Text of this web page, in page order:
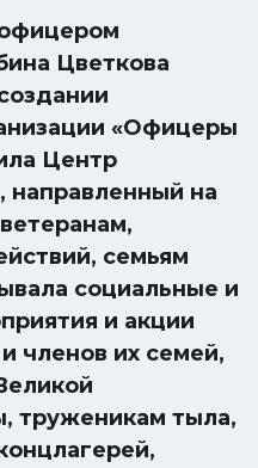
Цветкова
«Офицеры
Центр
направленный на
семьям
социальные и
и акции
членов их семей,
труженикам тыла,